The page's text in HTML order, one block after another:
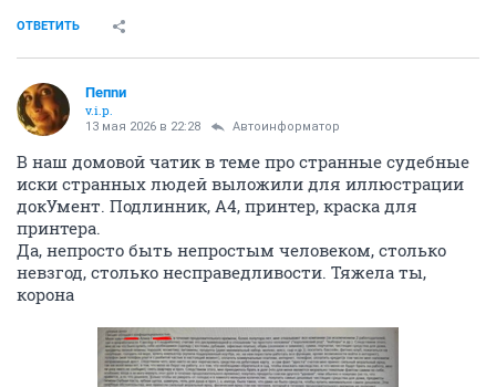
ОТВЕТИТЬ
Пепnи
v.i.p.
13 мая 2026 в 22:28 Автоинформатор
В наш домовой чатик в теме про странные судебные
иски странных людей выложили для иллюстрации
докУмент. Подлинник, А4, принтер, краска для
принтера.
Да, непросто быть непростым человеком, столько
невзгод, столько несправедливости. Тяжела ты,
корона